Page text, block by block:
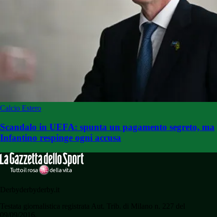
Calcio Estero
Scandalo in UEFA: spunta un pagamento segreto, ma
Infantino respinge ogni accusa